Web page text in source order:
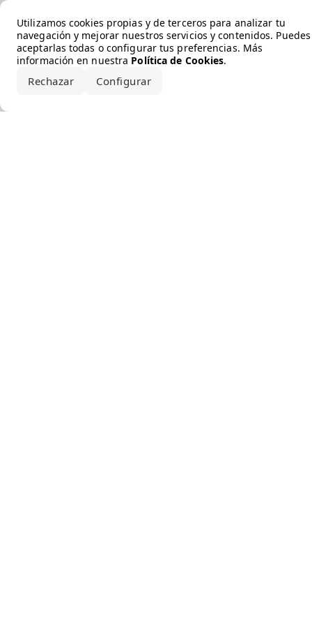
Utilizamos cookies propias y de terceros para analizar tu
navegación y mejorar nuestros servicios y contenidos. Puedes
aceptarlas todas o configurar tus preferencias. Más
información en nuestra Política de Cookies.
Rechazar Configurar
Error loading the brand